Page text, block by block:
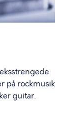
på rockmusik
guitar.